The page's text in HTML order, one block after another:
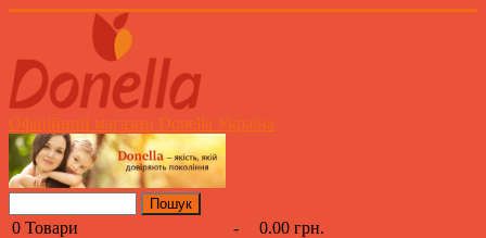
Офіційний магазин Donella Україна
0 Товари -
0.00 грн.